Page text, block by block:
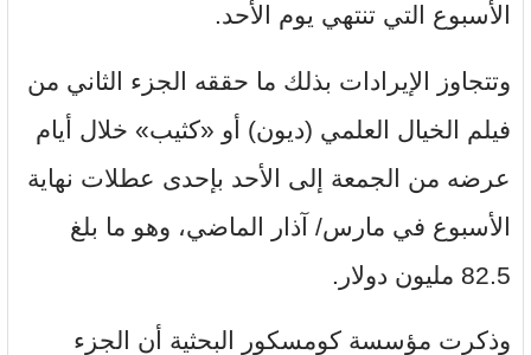
الأسبوع التي تنتهي يوم الأحد.
وتتجاوز الإيرادات بذلك ما حققه الجزء الثاني من
فيلم الخيال العلمي (ديون) أو «كثيب» خلال أيام
عرضه من الجمعة إلى الأحد بإحدى عطلات نهاية
الأسبوع في مارس/ آذار الماضي، وهو ما بلغ
82.5 مليون دولار.
وذكرت مؤسسة كومسكور البحثية أن الجزء